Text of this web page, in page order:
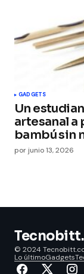
GADGETS
Un
artesanal a
bambú sin
por junio 13, 2026
© 2024
Lo últimoGadgets